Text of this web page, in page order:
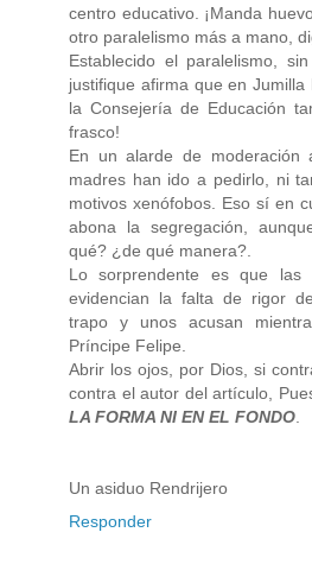
centro educativo. ¡Manda
otro paralelismo más a mano,
Establecido el paralelismo,
justifique afirma que en
la Consejería de Educación
frasco!
En un alarde de
madres han ido a pedirlo, ni
motivos xenófobos. Eso sí en
abona la segregación,
qué? ¿de qué manera?.
Lo sorprendente es que
evidencian la falta de rigor
trapo y unos acusan
Príncipe Felipe.
Abrir los ojos, por Dios, si
contra el autor del artículo,
LA FORMA NI EN EL FONDO
Un asiduo Rendrijero
Responder